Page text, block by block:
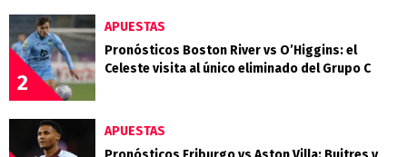
2
APUESTAS
Pronósticos Boston River vs O’Higgins: el
Celeste visita al único eliminado del Grupo C
APUESTAS